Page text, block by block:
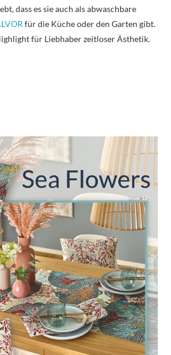
dass es sie auch als abwaschbare
für die Küche oder den Garten gibt.
für Liebhaber zeitloser Ästhetik.